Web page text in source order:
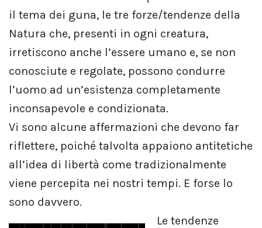
il tema dei guna, le tre forze/tendenze della
Natura che, presenti in ogni creatura,
irretiscono anche l’essere umano e, se non
conosciute e regolate, possono condurre
l’uomo ad un’esistenza completamente
inconsapevole e condizionata.
Vi sono alcune affermazioni che devono far
riflettere, poiché talvolta appaiono antitetiche
all’idea di libertà come tradizionalmente
viene percepita nei nostri tempi. E forse lo
sono davvero.
Le tendenze